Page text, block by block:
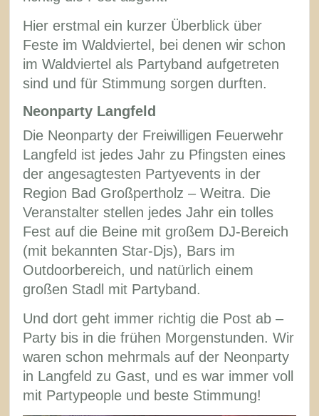
Hier erstmal ein kurzer Überblick über
Feste im Waldviertel, bei denen wir schon
im Waldviertel als Partyband aufgetreten
sind und für Stimmung sorgen durften.
Neonparty Langfeld
Die Neonparty der Freiwilligen Feuerwehr
Langfeld ist jedes Jahr zu Pfingsten eines
der angesagtesten Partyevents in der
Region Bad Großpertholz – Weitra. Die
Veranstalter stellen jedes Jahr ein tolles
Fest auf die Beine mit großem DJ-Bereich
(mit bekannten Star-Djs), Bars im
Outdoorbereich, und natürlich einem
großen Stadl mit Partyband.
Und dort geht immer richtig die Post ab –
Party bis in die frühen Morgenstunden. Wir
waren schon mehrmals auf der Neonparty
in Langfeld zu Gast, und es war immer voll
mit Partypeople und beste Stimmung!